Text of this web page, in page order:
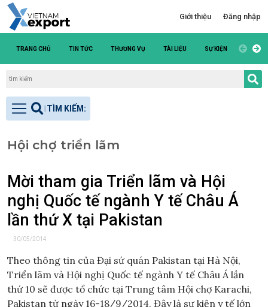
Giới thiệu Đăng nhập
TRANG CHỦ TIN TỨC THƯƠNG VỤ TÀI LIỆU SỰ KIỆN DANH
Hội chợ triển lãm
Mời tham gia Triển lãm và Hội
nghị Quốc tế ngành Y tế Châu Á
lần thứ X tại Pakistan
30/05/2014
Theo thông tin của Đại sứ quán Pakistan tại Hà Nội,
Triển lãm và Hội nghị Quốc tế ngành Y tế Châu Á lần
thứ 10 sẽ được tổ chức tại Trung tâm Hội chợ Karachi,
Pakistan từ ngày 16-18/9/2014. Đây là sự kiện y tế lớn